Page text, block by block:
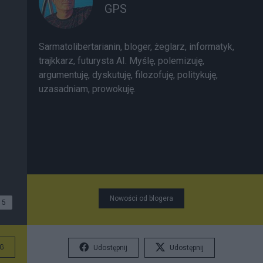
5
GPS
Sarmatolibertarianin, bloger, żeglarz, informatyk,
trajkkarz, futurysta AI. Myślę, polemizuję,
argumentuję, dyskutuję, filozofuję, politykuję,
uzasadniam, prowokuję.
Nowości od blogera
Udostępnij Udostępnij